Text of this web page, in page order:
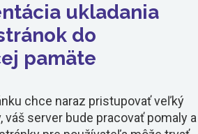
ukladania
do
pamäte
chce naraz pristupovať veľký
váš server bude pracovať pomaly a